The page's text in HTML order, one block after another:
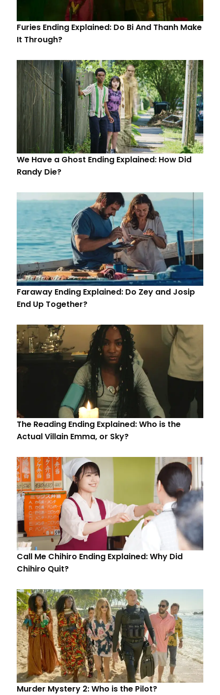
Furies Ending Explained: Do Bi And Thanh Make
It Through?
We Have a Ghost Ending Explained: How Did
Randy Die?
Faraway Ending Explained: Do Zey and Josip
End Up Together?
The Reading Ending Explained: Who is the
Actual Villain Emma, or Sky?
Call Me Chihiro Ending Explained: Why Did
Chihiro Quit?
Murder Mystery 2: Who is the Pilot?